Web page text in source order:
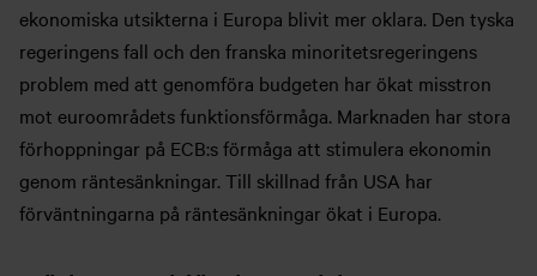
ekonomiska utsikterna i Europa blivit mer oklara. Den tyska
regeringens fall och den franska minoritetsregeringens
problem med att genomföra budgeten har ökat misstron
mot euroområdets funktionsförmåga. Marknaden har stora
förhoppningar på ECB:s förmåga att stimulera ekonomin
genom räntesänkningar. Till skillnad från USA har
förväntningarna på räntesänkningar ökat i Europa.